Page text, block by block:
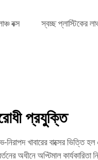
বক্স স্বচ্ছ প্লাস্টিকের
প্রযুক্তি
খাবারের বাক্সের ভিত্তি
অধীনে অপ্টিমাল